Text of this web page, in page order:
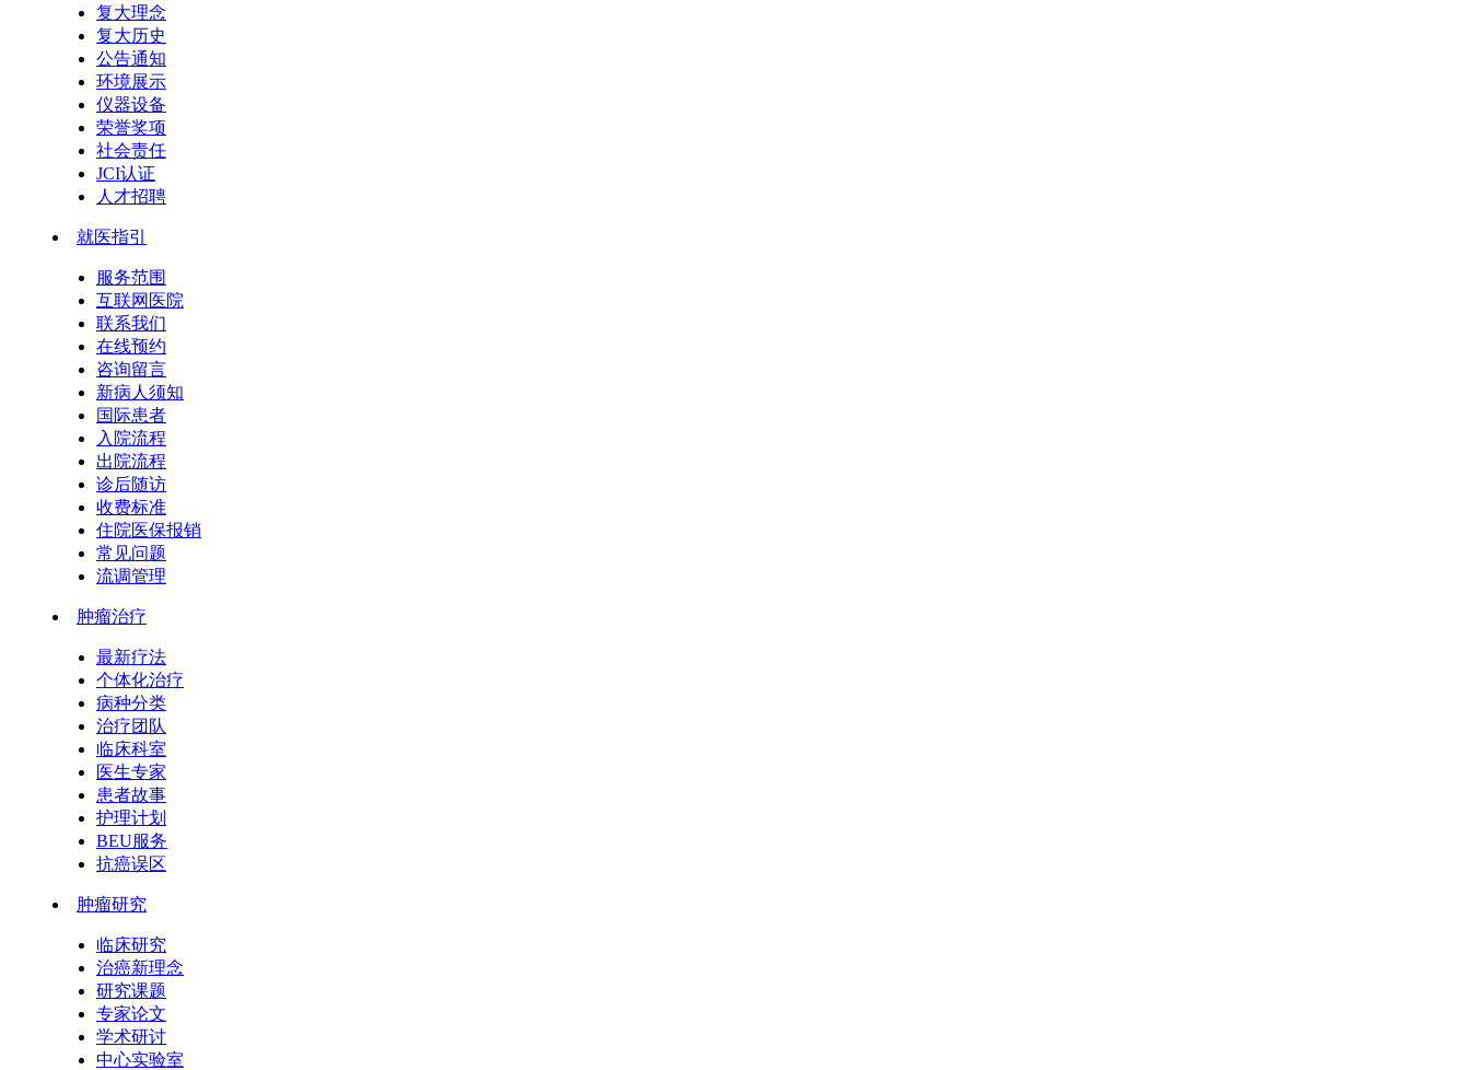
复大理念
复大历史
公告通知
环境展示
仪器设备
荣誉奖项
社会责任
JCI认证
人才招聘
就医指引
服务范围
互联网医院
联系我们
在线预约
咨询留言
新病人须知
国际患者
入院流程
出院流程
诊后随访
收费标准
住院医保报销
常见问题
流调管理
肿瘤治疗
最新疗法
个体化治疗
病种分类
治疗团队
临床科室
医生专家
患者故事
护理计划
BEU服务
抗癌误区
肿瘤研究
临床研究
治癌新理念
研究课题
专家论文
学术研讨
中心实验室